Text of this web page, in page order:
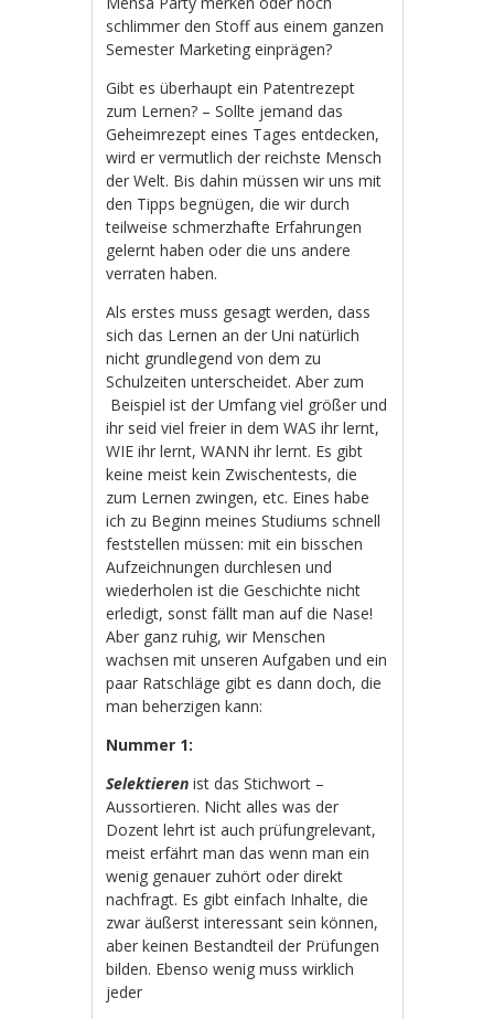
schlimmer den Stoff aus einem ganzen
Semester Marketing einprägen?
Gibt es überhaupt ein Patentrezept
zum Lernen? – Sollte jemand das
Geheimrezept eines Tages entdecken,
wird er vermutlich der reichste Mensch
der Welt. Bis dahin müssen wir uns mit
den Tipps begnügen, die wir durch
teilweise schmerzhafte Erfahrungen
gelernt haben oder die uns andere
verraten haben.
Als erstes muss gesagt werden, dass
sich das Lernen an der Uni natürlich
nicht grundlegend von dem zu
Schulzeiten unterscheidet. Aber zum
Beispiel ist der Umfang viel größer und
ihr seid viel freier in dem WAS ihr lernt,
WIE ihr lernt, WANN ihr lernt. Es gibt
keine meist kein Zwischentests, die
zum Lernen zwingen, etc. Eines habe
ich zu Beginn meines Studiums schnell
feststellen müssen: mit ein bisschen
Aufzeichnungen durchlesen und
wiederholen ist die Geschichte nicht
erledigt, sonst fällt man auf die Nase!
Aber ganz ruhig, wir Menschen
wachsen mit unseren Aufgaben und ein
paar Ratschläge gibt es dann doch, die
man beherzigen kann:
Nummer 1:
Selektieren ist das Stichwort –
Aussortieren. Nicht alles was der
Dozent lehrt ist auch prüfungrelevant,
meist erfährt man das wenn man ein
wenig genauer zuhört oder direkt
nachfragt. Es gibt einfach Inhalte, die
zwar äußerst interessant sein können,
aber keinen Bestandteil der Prüfungen
bilden. Ebenso wenig muss wirklich
jeder